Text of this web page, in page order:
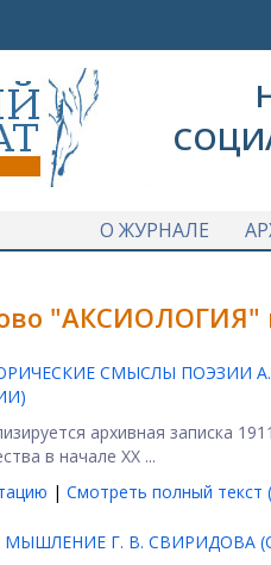
О ЖУРНАЛЕ
"АКСИОЛОГИЯ"
СМЫСЛЫ ПОЭЗИИ
архивная записка
в начале ХХ ...
| Смотреть полный текст
Г. В. СВИРИДОВА